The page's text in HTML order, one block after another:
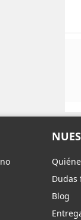
Dudas
Blog